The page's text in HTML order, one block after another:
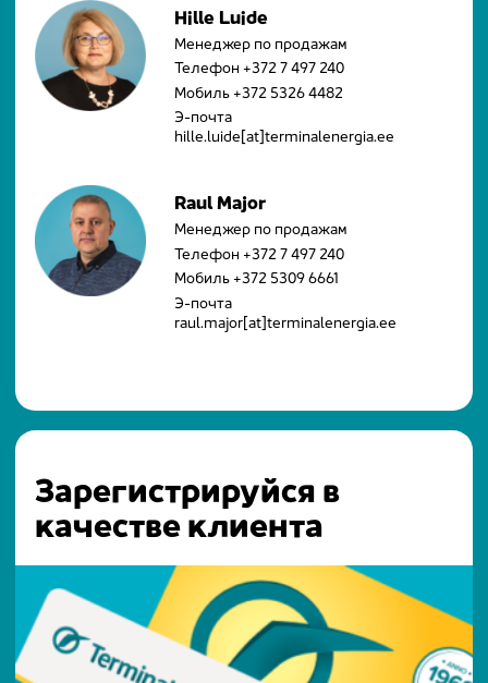
Hille Luide
Менеджер по продажам
Телефон +372 7 497 240
Мобиль+372 5326 4482
Э-почта
hille.luide[at]terminalenergia.ee
Raul Major
Менеджер по продажам
Телефон +372 7 497 240
Мобиль+372 5309 6661
Э-почта
raul.major[at]terminalenergia.ee
Зарегистрируйся в
качестве клиента